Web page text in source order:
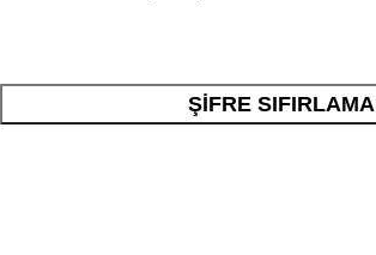
ŞIFRE SIFIRLAMA